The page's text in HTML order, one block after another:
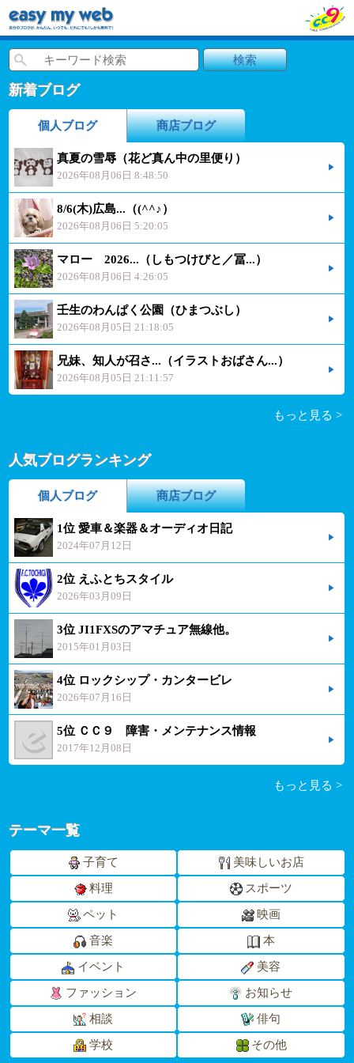
新着ブログ
個人ブログ 商店ブログ
真夏の雪辱（花ど真ん中の里便り）
2026年08月06日 8:48:50
8/6(木)広島...（(^^♪）
2026年08月06日 5:20:05
マロー 2026...（しもつけびと／冨...）
2026年08月06日 4:26:05
壬生のわんぱく公園（ひまつぶし）
2026年08月05日 21:18:05
兄妹、知人が召さ...（イラストおばさん...）
2026年08月05日 21:11:57
もっと見る >
人気ブログランキング
個人ブログ 商店ブログ
1位 愛車＆楽器＆オーディオ日記
2024年07月12日
2位 えふとちスタイル
2026年03月09日
3位 JI1FXSのアマチュア無線他。
2015年01月03日
4位 ロックシップ・カンタービレ
2026年07月16日
5位 ＣＣ９ 障害・メンテナンス情報
2017年12月08日
もっと見る >
テーマ一覧
子育て 美味しいお店
料理 スポーツ
ペット 映画
音楽 本
イベント 美容
ファッション お知らせ
相談 俳句
学校 その他